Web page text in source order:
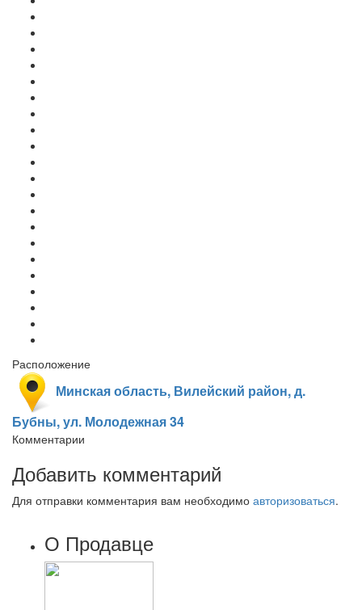
Расположение
Минская область, Вилейский район, д.
Бубны, ул. Молодежная 34
Комментарии
Добавить комментарий
Для отправки комментария вам необходимо авторизоваться.
О Продавце